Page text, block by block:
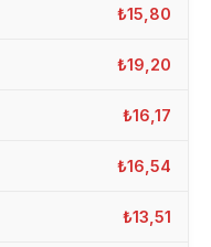
₺15,80
₺19,20
₺16,17
₺16,54
₺13,51